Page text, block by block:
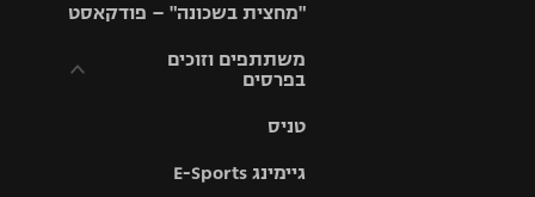
"מחצית בשכונה" – פודקאסט
משתתפים וזוכים
בפרסים
וזוכים בפרסים
טניס
גיימינג E-Sports